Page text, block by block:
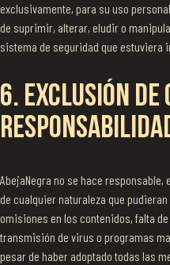
exclusivamente, para su uso
de suprimir, alterar, eludir o
sistema de seguridad que estuviera
6. EXCLUSIÓN DE
AbejaNegra no se hace
de cualquier naturaleza que
omisiones en los contenidos, falta
transmisión de virus o programas
pesar de haber adoptado todas las